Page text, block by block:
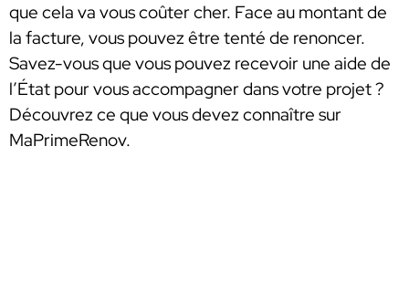
que cela va vous coûter cher. Face au montant de
la facture, vous pouvez être tenté de renoncer.
Savez-vous que vous pouvez recevoir une aide de
l’État pour vous accompagner dans votre projet ?
Découvrez ce que vous devez connaître sur
MaPrimeRenov.